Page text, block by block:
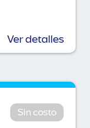
Ver detalles
Sin costo